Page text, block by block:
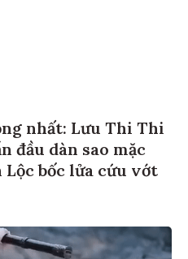
nhất: Lưu Thi Thi
đầu dàn sao mặc
Lộc bốc lửa cứu vớt